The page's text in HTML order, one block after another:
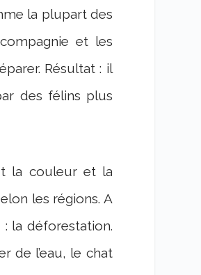
la plupart des
et les
Résultat : il
des félins plus
la couleur et la
les régions. A
la déforestation.
de l’eau, le chat